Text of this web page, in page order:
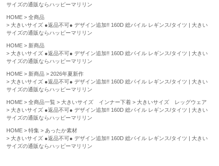
サイズの通販ならハッピーマリリン
HOME
全商品
大きいサイズ ●返品不可● デザイン追加!! 160D 総パイル レギンス/タイツ | 大きい
サイズの通販ならハッピーマリリン
HOME
新商品
大きいサイズ ●返品不可● デザイン追加!! 160D 総パイル レギンス/タイツ | 大きい
サイズの通販ならハッピーマリリン
HOME 新商品
2026年夏新作
大きいサイズ ●返品不可● デザイン追加!! 160D 総パイル レギンス/タイツ | 大きい
サイズの通販ならハッピーマリリン
HOME 全商品一覧 大きいサイズ インナー下着
大きいサイズ レッグウェア
大きいサイズ ●返品不可● デザイン追加!! 160D 総パイル レギンス/タイツ | 大きい
サイズの通販ならハッピーマリリン
HOME 特集
あったか素材
大きいサイズ ●返品不可● デザイン追加!! 160D 総パイル レギンス/タイツ | 大きい
サイズの通販ならハッピーマリリン